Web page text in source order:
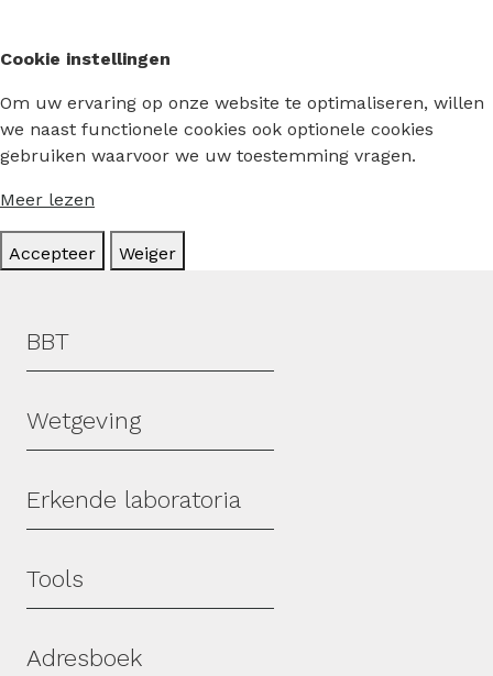
Cookie instellingen
Om uw ervaring op onze website te optimaliseren, willen
we naast functionele cookies ook optionele cookies
gebruiken waarvoor we uw toestemming vragen.
Meer lezen
Accepteer Weiger
Hoofdmenu
BBT
Wetgeving
Erkende laboratoria
Tools
Adresboek